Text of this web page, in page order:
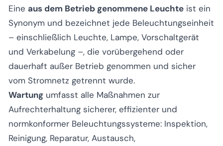
Eine aus dem Betrieb genommene Leuchte ist ein
Synonym und bezeichnet jede Beleuchtungseinheit
– einschließlich Leuchte, Lampe, Vorschaltgerät
und Verkabelung –, die vorübergehend oder
dauerhaft außer Betrieb genommen und sicher
vom Stromnetz getrennt wurde.
Wartung umfasst alle Maßnahmen zur
Aufrechterhaltung sicherer, effizienter und
normkonformer Beleuchtungssysteme: Inspektion,
Reinigung, Reparatur, Austausch,